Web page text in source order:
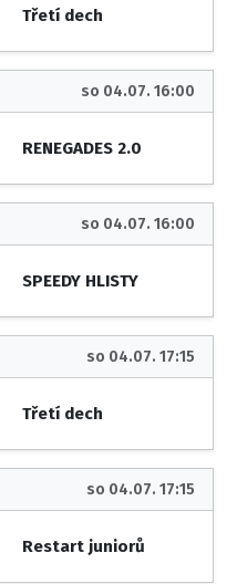
Třetí dech
so 04.07. 16:00
RENEGADES 2.0
so 04.07. 16:00
SPEEDY HLISTY
so 04.07. 17:15
Třetí dech
so 04.07. 17:15
Restart juniorů